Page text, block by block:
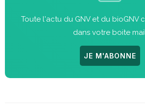
Toute l'actu du GNV et du bioGNV
dans votre boite
JE M'ABONNE